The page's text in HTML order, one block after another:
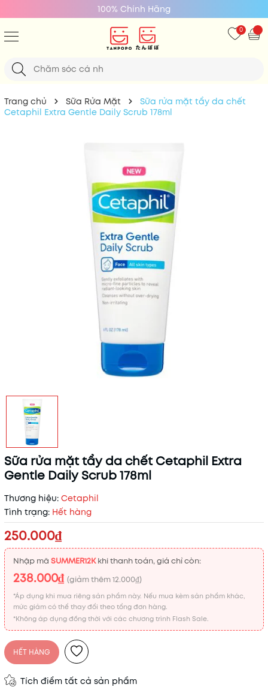
Giá Tốt Nhất
0
Trang chủ Sữa Rửa Mặt
Sữa rửa mặt tẩy da chết
Cetaphil Extra Gentle Daily Scrub 178ml
Sữa rửa mặt tẩy da chết Cetaphil Extra
Gentle Daily Scrub 178ml
Thương hiệu: Cetaphil
Tình trạng: Hết hàng
250.000₫
Nhập mã SUMMER12Kkhi thanh toán, giá chỉ còn:
238.000₫ (giảm thêm12.000₫)
*Áp dụng khi mua riêng sản phẩm này. Nếu mua kèm sản phẩm khác,
mức giảm có thể thay đổi theo tổng đơn hàng.
*Không áp dụng đồng thời với các chương trình Flash Sale.
HẾT HÀNG
Tích điểm tất cả sản phẩm